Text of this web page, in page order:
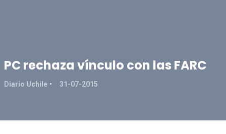
PC rechaza vínculo con las FARC
Diario Uchile 31-07-2015